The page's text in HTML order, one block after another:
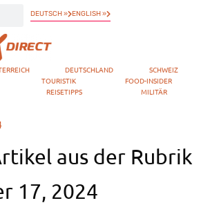
DEUTSCH » ENGLISH »
DEUTSCHLAND
SCHWEIZ
TOURISTIK
FOOD-INSIDER
REISETIPPS MILITÄR
aus der Rubrik
17, 2024